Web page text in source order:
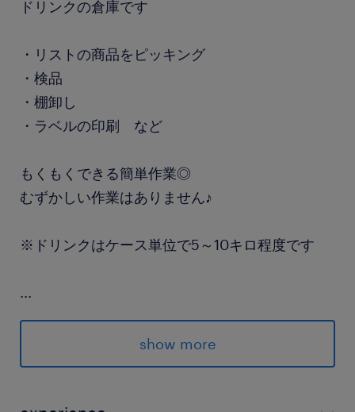
ドリンクの倉庫です
・リストの商品をピッキング
・検品
・棚卸し
・ラベルの印刷 など
もくもくできる簡単作業◎
むずかしい作業はありません♪
※ドリンクはケース単位で5～10キロ程度です
...
＜職場見学OK♪＞
「どんな職場？」「自分にもできるかな？」など
事前に実際の職場をみて確認できますよ！
show more